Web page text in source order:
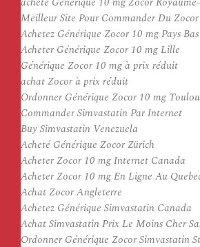
Meilleur Site Pour Commander Du Zocor
Achetez Générique Zocor 10 mg Pays Bas
Acheter Générique Zocor 10 mg Lille
Générique Zocor 10 mg à prix réduit
achat Zocor à prix réduit
Ordonner Générique Zocor 10 mg
Commander Simvastatin Par Internet
Buy Simvastatin Venezuela
Acheté Générique Zocor Zürich
Acheter Zocor 10 mg Internet Canada
Acheter Zocor 10 mg En Ligne Au
Achat Zocor Angleterre
Achetez Générique Simvastatin Canada
Achat Simvastatin Prix Le Moins Cher
Ordonner Générique Zocor Simvastatin